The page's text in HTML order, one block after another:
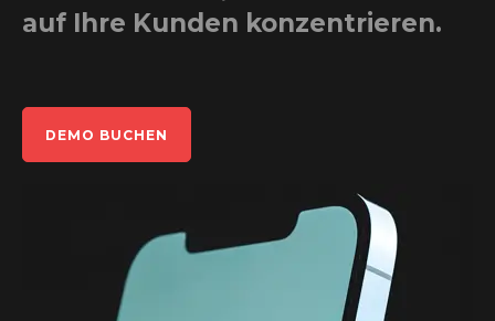
DEMO BUCHEN
DEUTSCH (DEUTSCHLAND)
auf Ihre Kunden konzentrieren.
DEMO BUCHEN